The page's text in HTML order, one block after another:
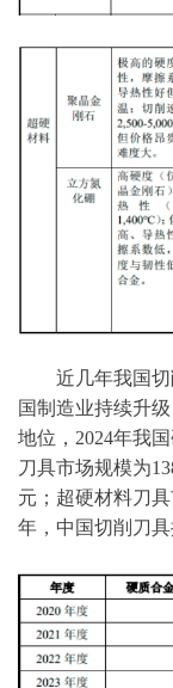
近几年我国
国制造业持续升
地位， 2024年我
刀具市场规模为
元；超硬材料刀
年，中国切削刀